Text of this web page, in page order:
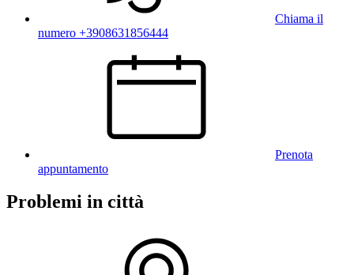
Chiama il
numero +3908631856444
Prenota
appuntamento
Problemi in città